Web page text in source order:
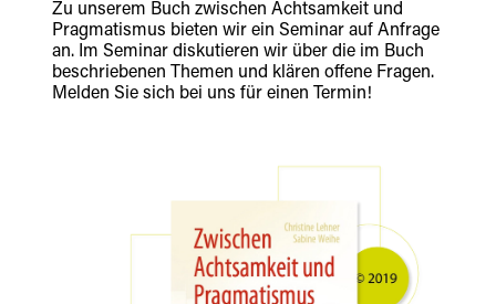
Zu unserem Buch zwischen Achtsamkeit und
Pragmatismus bieten wir ein Seminar auf Anfrage
an. Im Seminar diskutieren wir über die im Buch
beschriebenen Themen und klären offene Fragen.
Melden Sie sich bei uns für einen Termin!